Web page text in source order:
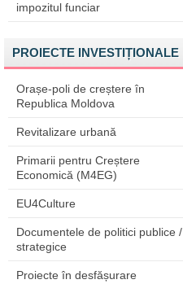
impozitul funciar
PROIECTE INVESTIȚIONALE
Orașe-poli de creștere în
Republica Moldova
Revitalizare urbană
Primarii pentru Creștere
Economică (M4EG)
EU4Culture
Documentele de politici publice /
strategice
Proiecte în desfășurare